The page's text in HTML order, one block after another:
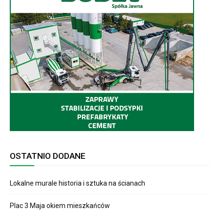
OSTATNIO DODANE
Lokalne murale historia i sztuka na ścianach
Plac 3 Maja okiem mieszkańców